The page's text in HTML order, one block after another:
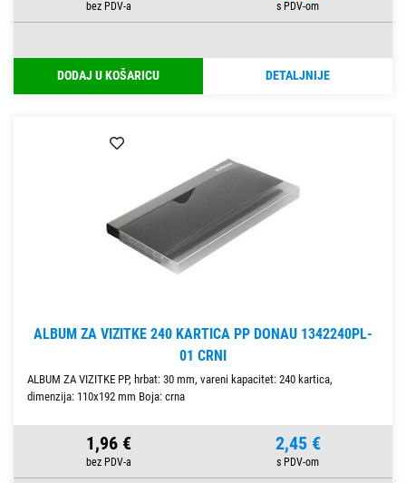
DODAJ U KOŠARICU DETALJNIJE
ALBUM ZA VIZITKE 240 KARTICA PP DONAU 1342240PL-
01 CRNI
ALBUM ZA VIZITKE PP, hrbat: 30 mm, vareni kapacitet: 240 kartica,
dimenzija: 110x192 mm Boja: crna
1,96 € 2,45 €